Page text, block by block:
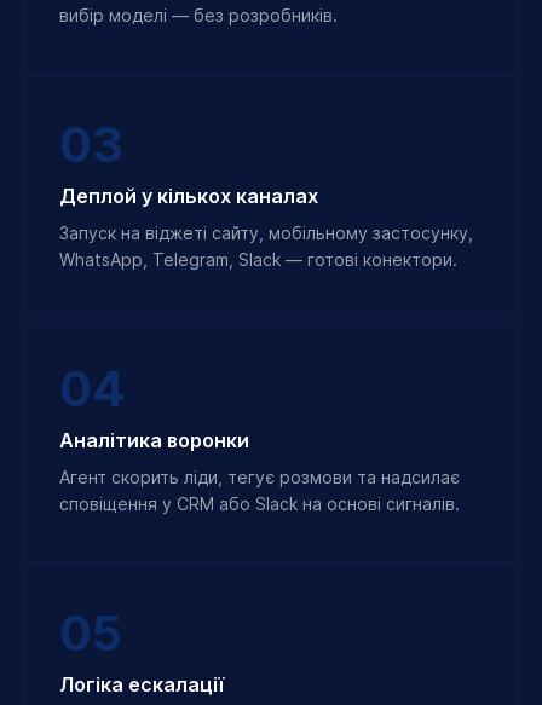
вибір моделі — без розробників.
03
Деплой у кількох каналах
Запуск на віджеті сайту, мобільному застосунку,
WhatsApp, Telegram, Slack — готові конектори.
04
Аналітика воронки
Агент скорить ліди, тегує розмови та надсилає
сповіщення у CRM або Slack на основі сигналів.
05
Логіка ескалації